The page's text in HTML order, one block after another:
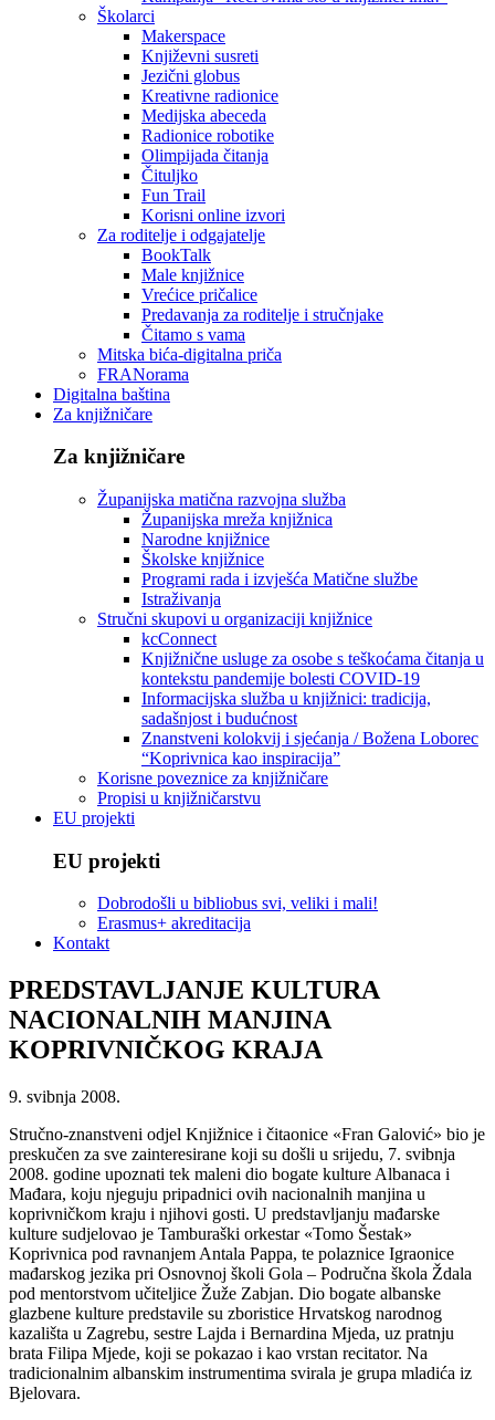
Školarci
Makerspace
Književni susreti
Jezični globus
Kreativne radionice
Medijska abeceda
Radionice robotike
Olimpijada čitanja
Čituljko
Fun Trail
Korisni online izvori
Za roditelje i odgajatelje
BookTalk
Male knjižnice
Vrećice pričalice
Predavanja za roditelje i stručnjake
Čitamo s vama
Mitska bića-digitalna priča
FRANorama
Digitalna baština
Za knjižničare
Za knjižničare
Županijska matična razvojna služba
Županijska mreža knjižnica
Narodne knjižnice
Školske knjižnice
Programi rada i izvješća Matične službe
Istraživanja
Stručni skupovi u organizaciji knjižnice
kcConnect
Knjižnične usluge za osobe s teškoćama čitanja u
kontekstu pandemije bolesti COVID-19
Informacijska služba u knjižnici: tradicija,
sadašnjost i budućnost
Znanstveni kolokvij i sjećanja / Božena Loborec
“Koprivnica kao inspiracija”
Korisne poveznice za knjižničare
Propisi u knjižničarstvu
EU projekti
EU projekti
Dobrodošli u bibliobus svi, veliki i mali!
Erasmus+ akreditacija
Kontakt
PREDSTAVLJANJE KULTURA
NACIONALNIH MANJINA
KOPRIVNIČKOG KRAJA
9. svibnja 2008.
Stručno-znanstveni odjel Knjižnice i čitaonice «Fran Galović» bio je
preskučen za sve zainteresirane koji su došli u srijedu, 7. svibnja
2008. godine upoznati tek maleni dio bogate kulture Albanaca i
Mađara, koju njeguju pripadnici ovih nacionalnih manjina u
koprivničkom kraju i njihovi gosti. U predstavljanju mađarske
kulture sudjelovao je Tamburaški orkestar «Tomo Šestak»
Koprivnica pod ravnanjem Antala Pappa, te polaznice Igraonice
mađarskog jezika pri Osnovnoj školi Gola – Područna škola Ždala
pod mentorstvom učiteljice Žuže Zabjan. Dio bogate albanske
glazbene kulture predstavile su zboristice Hrvatskog narodnog
kazališta u Zagrebu, sestre Lajda i Bernardina Mjeda, uz pratnju
brata Filipa Mjede, koji se pokazao i kao vrstan recitator. Na
tradicionalnim albanskim instrumentima svirala je grupa mladića iz
Bjelovara.